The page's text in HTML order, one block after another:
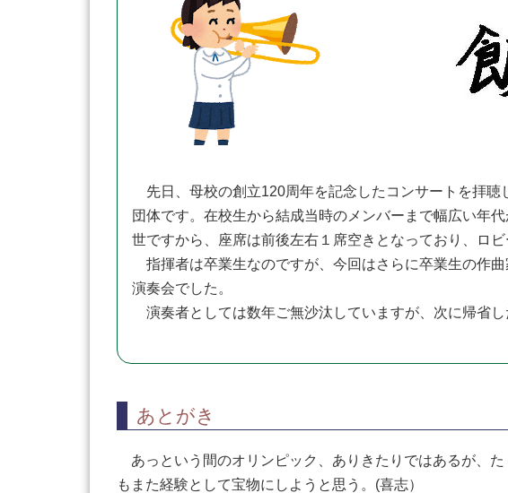
先日、母校の創立120周年を記念したコンサートを拝聴
団体です。在校生から結成当時のメンバーまで幅広い年
世ですから、座席は前後左右１席空きとなっており、ロビ
指揮者は卒業生なのですが、今回はさらに卒業生の作
演奏会でした。
演奏者としては数年ご無沙汰していますが、次に帰省し
あとがき
あっという間のオリンピック、ありきたりではあるが、
もまた経験として宝物にしようと思う。(喜志）